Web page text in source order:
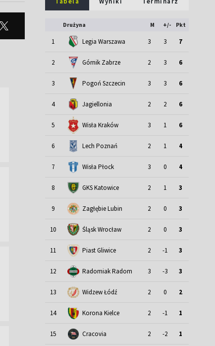
Drużyna M +/- Pkt
1 Legia Warszawa 3 3 7
2 Górnik Zabrze 2 3 6
3 Pogoń Szczecin 3 3 6
4 Jagiellonia 2 2 6
5 Wisła Kraków 3 1 6
6 Lech Poznań 2 1 4
7 Wisła Płock 3 0 4
8 GKS Katowice 2 1 3
9 Zagłębie Lubin 2 0 3
10 Śląsk Wrocław 2 0 3
11 Piast Gliwice 2 -1 3
12 Radomiak Radom 3 -3 3
13 Widzew Łódź 2 0 2
14 Korona Kielce 2 -1 1
15 Cracovia 2 -2 1